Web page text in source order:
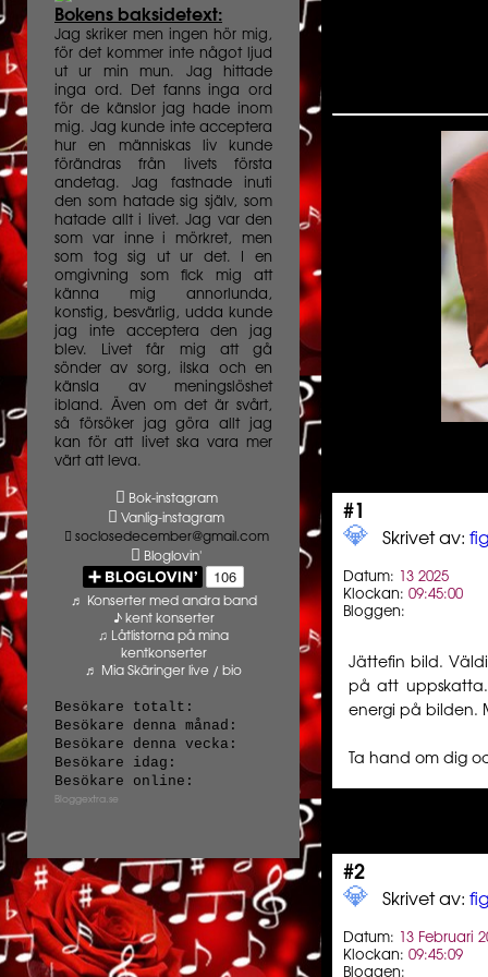
#1
💎️ ️️ Skrivet av:
Datum:
13 2025
Klockan: 09:45:00
Bloggen:
Jättefin bild.
på att
energi på bilden.
Ta hand om dig
#2
💎️ ️️ Skrivet av:
Datum:
13 Februari
Klockan: 09:45:09
Bloggen:
Bokens baksidetext:
Jag skriker men ingen hör mig,
för det kommer inte något ljud
ut ur min mun. Jag hittade
inga ord. Det fanns inga ord
för de känslor jag hade inom
mig. Jag kunde inte acceptera
hur en människas liv kunde
förändras från livets första
andetag. Jag fastnade inuti
den som hatade sig själv, som
hatade allt i livet. Jag var den
som var inne i mörkret, men
som tog sig ut ur det. I en
omgivning som fick mig att
känna mig annorlunda,
konstig, besvärlig, udda kunde
jag inte acceptera den jag
blev. Livet får mig att gå
sönder av sorg, ilska och en
känsla av meningslöshet
ibland. Även om det är svårt,
så försöker jag göra allt jag
kan för att livet ska vara mer
värt att leva.
Bok-instagram
Vanlig-instagram
soclosedecember@gmail.com
Bloglovin'
♬ Konserter med andra band
♪ kent konserter
♫ Låtlistorna på mina
kentkonserter
♬ Mia Skäringer live / bio
Besökare totalt:
Besökare denna månad:
Besökare denna vecka:
Besökare idag:
Besökare online:
Bloggextra.se